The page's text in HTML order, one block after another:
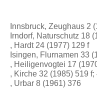
Innsbruck, Zeughaus 2
Irndorf, Naturschutz 18
, Hardt 24 (1977) 129 f
Isingen, Flurnamen 33
, Heiligenvogtei 17
, Kirche 32 (1985) 519
, Urbar 8 (1961) 376